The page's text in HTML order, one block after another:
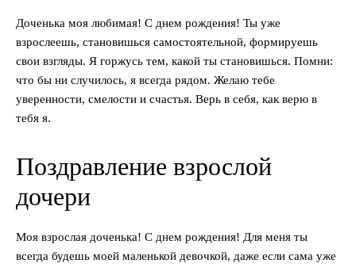
Доченька моя любимая! С днем рождения! Ты уже
взрослеешь, становишься самостоятельной, формируешь
свои взгляды. Я горжусь тем, какой ты становишься. Помни:
что бы ни случилось, я всегда рядом. Желаю тебе
уверенности, смелости и счастья. Верь в себя, как верю в
тебя я.
Поздравление взрослой
дочери
Моя взрослая доченька! С днем рождения! Для меня ты
всегда будешь моей маленькой девочкой, даже если сама уже